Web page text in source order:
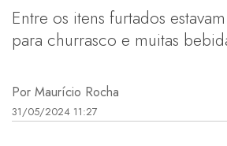
Entre os itens furtados
para churrasco e muitas
Por Maurício Rocha
31/05/2024 11:27